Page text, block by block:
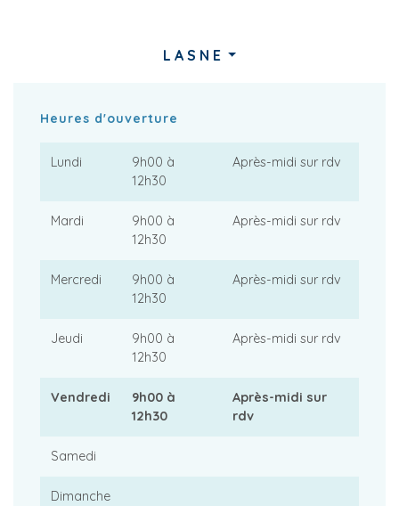
LASNE
Heures d'ouverture
Lundi
9h00 à
12h30
Après-midi sur rdv
Mardi
9h00 à
12h30
Après-midi sur rdv
Mercredi
9h00 à
12h30
Après-midi sur rdv
Jeudi
9h00 à
12h30
Après-midi sur rdv
Vendredi
9h00 à
12h30
Après-midi sur
rdv
Samedi
Dimanche